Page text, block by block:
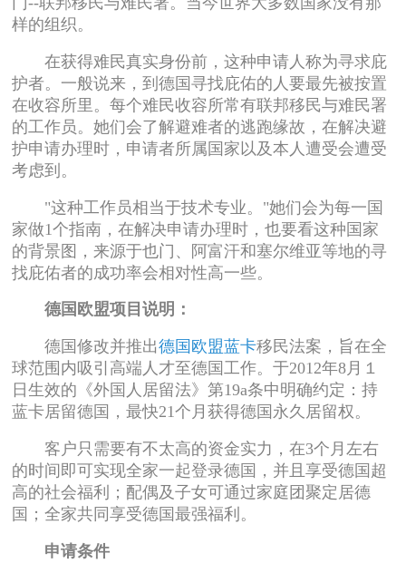
样的组织。
在获得难民真实身份前，这种申请人称为寻求庇
护者。一般说来，到德国寻找庇佑的人要最先被按置
在收容所里。每个难民收容所常有联邦移民与难民署
的工作员。她们会了解避难者的逃跑缘故，在解决避
护申请办理时，申请者所属国家以及本人遭受会遭受
考虑到。
"这种工作员相当于技术专业。"她们会为每一国
家做1个指南，在解决申请办理时，也要看这种国家
的背景图，来源于也门、阿富汗和塞尔维亚等地的寻
找庇佑者的成功率会相对性高一些。
德国欧盟项目说明：
德国修改并推出德国欧盟蓝卡移民法案，旨在全
球范围内吸引高端人才至德国工作。于2012年8月１
日生效的《外国人居留法》第19a条中明确约定：持
蓝卡居留德国，最快21个月获得德国永久居留权。
客户只需要有不太高的资金实力，在3个月左右
的时间即可实现全家一起登录德国，并且享受德国超
高的社会福利；配偶及子女可通过家庭团聚定居德
国；全家共同享受德国最强福利。
申请条件